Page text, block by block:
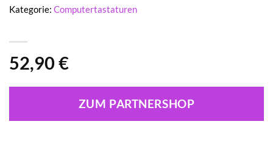
52,90 €
ZUM PARTNERSHOP
Kategorie: Computertastaturen